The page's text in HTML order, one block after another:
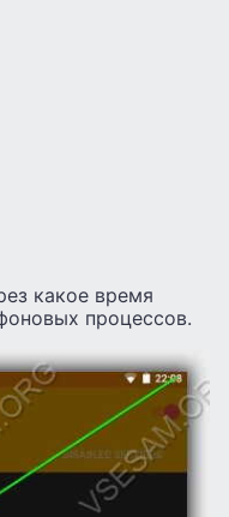
какое время
процессов.